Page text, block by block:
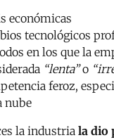
económicas
tecnológicos
en los que la
“lenta”o
feroz,
nube
la industriala dio